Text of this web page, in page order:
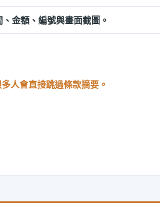
金額、編號與畫面截圖。
人會直接跳過條款摘要。